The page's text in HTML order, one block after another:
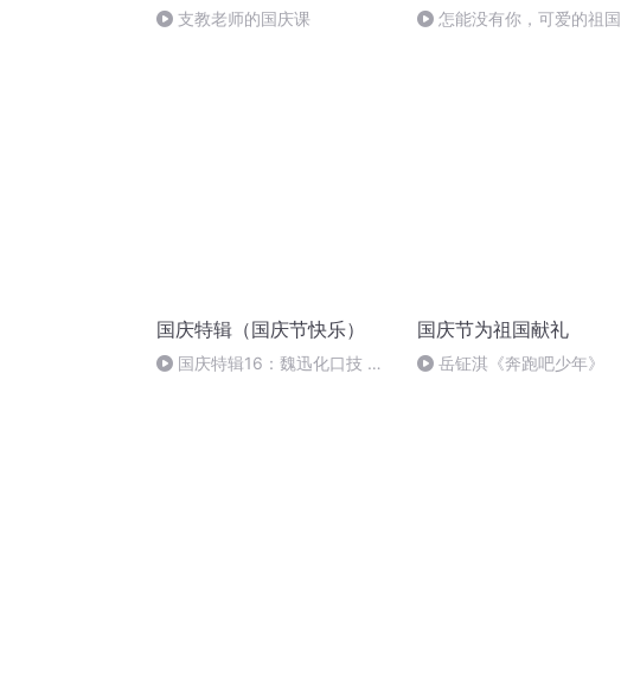
支教老师的国庆课 怎能没有你，可爱的祖国
国庆特辑（国庆节快乐）
国庆特辑16：魏迅化口技 二
国庆节为祖国献礼
岳钲淇《奔跑吧少年》